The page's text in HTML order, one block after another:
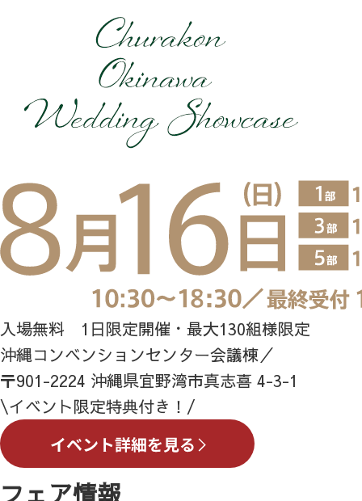
入場無料 1日限定開催・最大130組様限定
沖縄コンベンションセンター会議棟／
〒901-2224 沖縄県宜野湾市真志喜 4-3-1
\イベント限定特典付き！/
フェア情報